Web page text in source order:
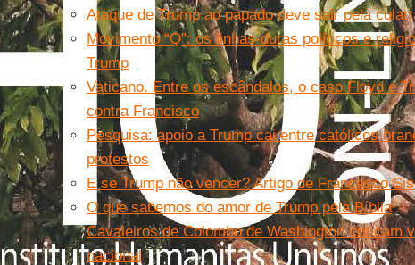
Ataque de Trump ao papado deve sair pela
Movimento “Q”: os linhas-duras políticos e
Trump
Vaticano. Entre os escândalos, o caso Floyd e
contra Francisco
Pesquisa: apoio a Trump cai entre católicos
protestos
E se Trump não vencer? Artigo de Francesco
O que sabemos do amor de Trump pela Bíblia
Cavaleiros de Colombo de Washington criticam
nacional